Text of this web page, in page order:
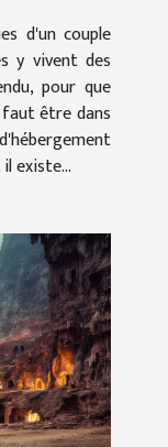
d'un couple
y vivent des
pour que
être dans
existe...